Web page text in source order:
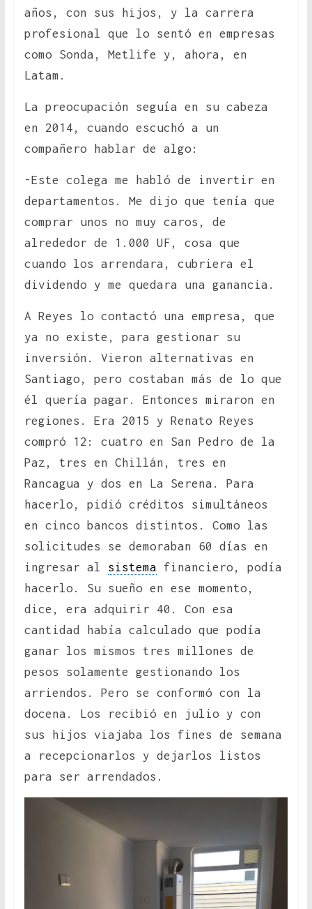
años, con sus hijos, y la carrera
profesional que lo sentó en empresas
como Sonda, Metlife y, ahora, en
Latam.
La preocupación seguía en su cabeza
en 2014, cuando escuchó a un
compañero hablar de algo:
-Este colega me habló de invertir en
departamentos. Me dijo que tenía que
comprar unos no muy caros, de
alrededor de 1.000 UF, cosa que
cuando los arrendara, cubriera el
dividendo y me quedara una ganancia.
A Reyes lo contactó una empresa, que
ya no existe, para gestionar su
inversión. Vieron alternativas en
Santiago, pero costaban más de lo que
él quería pagar. Entonces miraron en
regiones. Era 2015 y Renato Reyes
compró 12: cuatro en San Pedro de la
Paz, tres en Chillán, tres en
Rancagua y dos en La Serena. Para
hacerlo, pidió créditos simultáneos
en cinco bancos distintos. Como las
solicitudes se demoraban 60 días en
ingresar al sistema financiero, podía
hacerlo. Su sueño en ese momento,
dice, era adquirir 40. Con esa
cantidad había calculado que podía
ganar los mismos tres millones de
pesos solamente gestionando los
arriendos. Pero se conformó con la
docena. Los recibió en julio y con
sus hijos viajaba los fines de semana
a recepcionarlos y dejarlos listos
para ser arrendados.